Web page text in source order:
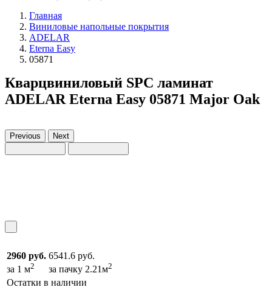
Главная
Виниловые напольные покрытия
ADELAR
Eterna Easy
05871
Кварцвиниловый SPC ламинат
ADELAR Eterna Easy 05871 Major Oak
Previous Next
2960 руб.
за 1 м2
6541.6 руб.
за пачку 2.21м2
Остатки в наличии